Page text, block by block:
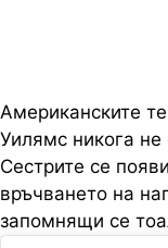
Американските
Уилямс никога не
Сестрите се
връчването на
запомнящи се